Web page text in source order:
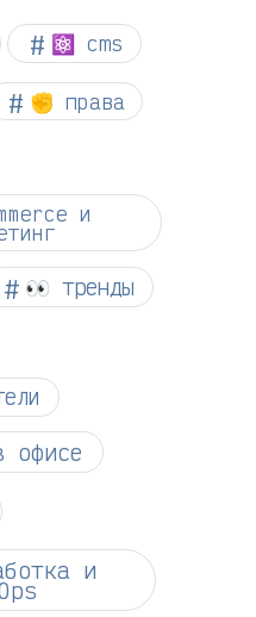
⚛ cms
✊ права
и
👀 тренды
офисе
и